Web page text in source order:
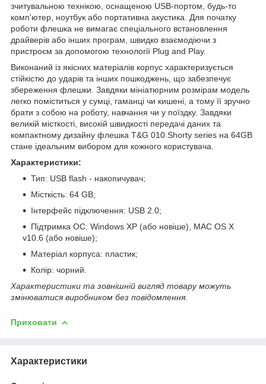
зчитувальною технікою, оснащеною USB-портом, будь-то
комп'ютер, ноутбук або портативна акустика. Для початку
роботи флешка не вимагає спеціального встановлення
драйверів або інших програм, швидко взаємодіючи з
пристроєм за допомогою технології Plug and Play.
Виконаний із якісних матеріалів корпус характеризується
стійкістю до ударів та інших пошкоджень, що забезпечує
збереження флешки. Завдяки мініатюрним розмірам модель
легко поміститься у сумці, гаманці чи кишені, а тому її зручно
брати з собою на роботу, навчання чи у поїздку. Завдяки
великій місткості, високій швидкості передачі даних та
компактному дизайну флешка T&G 010 Shorty series на 64GB
стане ідеальним вибором для кожного користувача.
Характеристики:
Тип: USB flash - накопичувач;
Місткість: 64 GB;
Інтерфейс підключення: USB 2.0;
Підтримка ОС: Windows XP (або новіше), MAC OS X
v10.6 (або новіше);
Матеріал корпуса: пластик;
Колір: чорний.
Характеристики та зовнішній вигляд товару можуть
змінюватися виробником без повідомлення.
Приховати
Характеристики